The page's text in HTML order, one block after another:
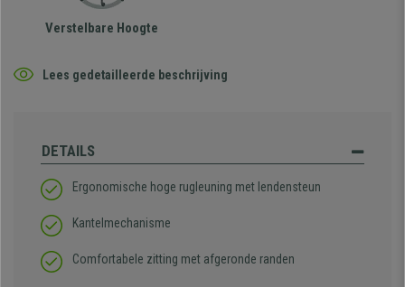
Verstelbare Hoogte
Lees gedetailleerde beschrijving
DETAILS
Ergonomische hoge rugleuning met lendensteun
Kantelmechanisme
Comfortabele zitting met afgeronde randen